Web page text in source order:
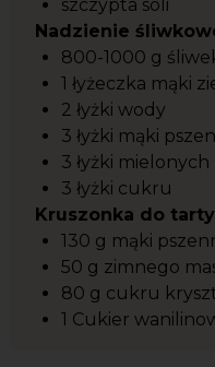
szczypta soli
Nadzienie
800-1000 g
1 łyżeczka mąki
2 łyżki wody
3 łyżki mąki
3 łyżki mielonych
3 łyżki cukru
Kruszonka do
130 g mąki
50 g zimnego
80 g cukru
1 Cukier